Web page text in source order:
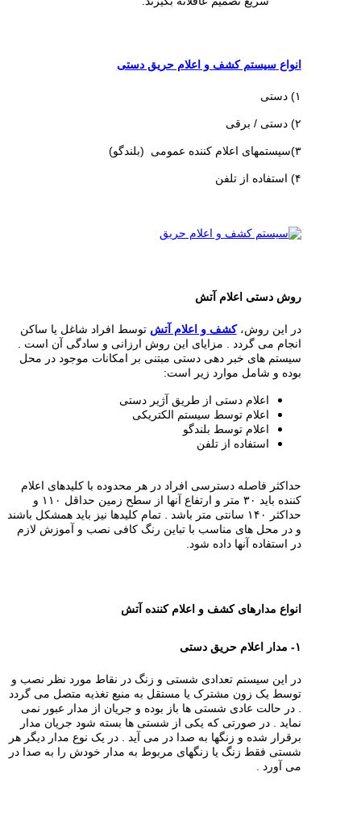
انواع سیستم کشف و اعلام حریق دستی
۱) دستی
۲) دستی / برقی
۳)سیستمهای اعلام کننده عمومی (بلندگو)
۴) استفاده از تلفن
روش دستی اعلام آتش
در این روش،کشف و اعلام آتش توسط افراد شاغل یا ساکن
انجام می گردد . مزایای این روش ارزانی و سادگی آن است .
سیستم های خبر دهی دستی مبتنی بر امکانات موجود در محل
بوده و شامل موارد زیر است:
اعلام دستی از طریق آژیر دستی
اعلام توسط سیستم الکتریکی
اعلام توسط بلندگو
استفاده از تلفن
حداکثر فاصله دسترسی افراد در هر محدوده با کلیدهای اعلام
کننده باید ۳۰ متر و ارتفاع آنها از سطح زمین حداقل ۱۱۰ و
حداکثر ۱۴۰ سانتی متر باشد . تمام کلیدها نیز باید همشکل باشند
و در محل های مناسب با تباین رنگ کافی نصب و آموزش لازم
در استفاده آنها داده شود.
انواع مدارهای کشف و اعلام کننده آتش
۱- مدار اعلام حریق دستی
در این سیستم تعدادی شستی و زنگ در نقاط مورد نظر نصب و
توسط یک زون مشترک یا مستقل به منبع تغذیه متصل می گردد
. در حالت عادی شستی ها باز بوده و جریان از مدار عبور نمی
نماید . در صورتی که یکی از شستی ها بسته شود جریان مدار
برقرار شده و زنگها به صدا در می آید . در یک نوع مدار دیگر هر
شستی فقط زنگ یا زنگهای مربوط به مدار خودش را به صدا در
می آورد .